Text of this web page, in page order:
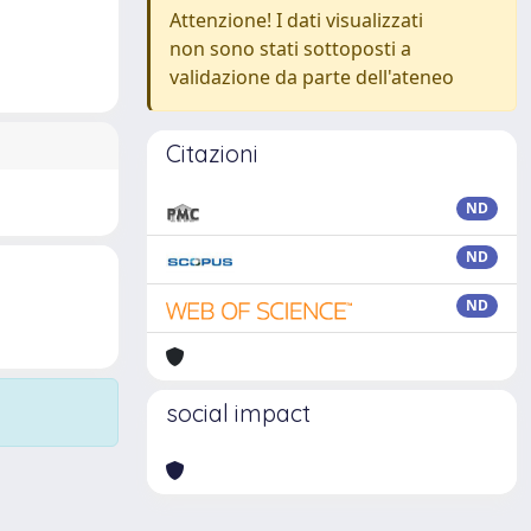
Attenzione! I dati visualizzati
non sono stati sottoposti a
validazione da parte dell'ateneo
Citazioni
ND
ND
ND
social impact